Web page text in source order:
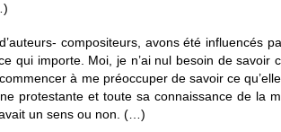
compositeurs, avons été influencés
qui importe. Moi, je n’ai nul besoin de savoir
à me préoccuper de savoir ce
protestante et toute sa connaissance de la
un sens ou non. (…)